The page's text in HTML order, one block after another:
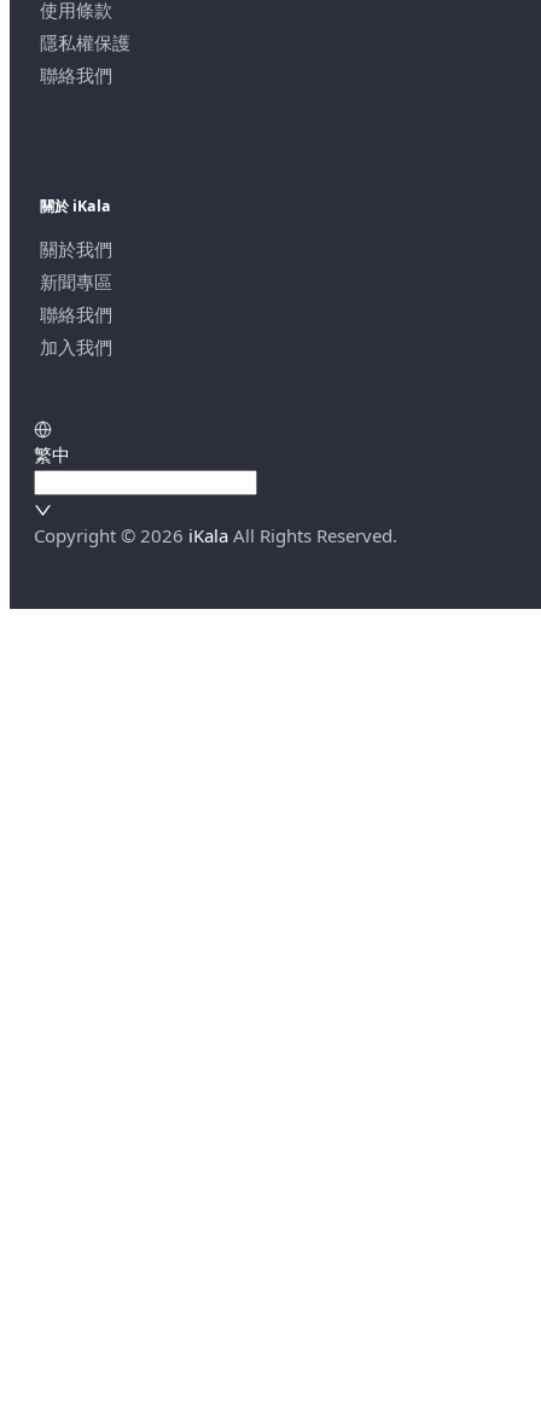
使用條款
隱私權保護
聯絡我們
關於 iKala
關於我們
新聞專區
聯絡我們
加入我們
繁中
Copyright © 2026 iKala All Rights Reserved.